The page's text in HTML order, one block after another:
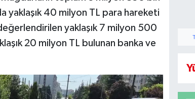
yaklaşık 40 milyon TL para hareketi
yaklaşık 7 milyon 500
20 milyon TL bulunan banka ve